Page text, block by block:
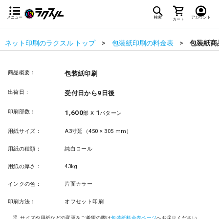
メニュー 検索 カート アカウント
ネット印刷のラクスル トップ 包装紙印刷の料金表 包装紙商
商品概要： 包装紙印刷
出荷日： 受付日から9日後
印刷部数： 1,600部 X 1パターン
用紙サイズ： A3寸延（450 × 305 mm）
用紙の種類： 純白ロール
用紙の厚さ： 43kg
インクの色： 片面カラー
印刷方法： オフセット印刷
サイズや用紙などの変更をご希望の際は包装紙料金表ページへお戻りください。